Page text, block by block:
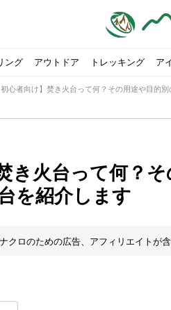
び方やおすすめのテント7選をご紹介！
プテントおすすめ5選】選び方や注
【最強の保冷
ス方法は？キャンプ女子Kajoが洗って
最奥部、黒部・雲ノ平へ！【ソロキャン
ンベル春夏の新商品をご紹介
名詞スント・コアの魅力と使い方｜
キャンプ・ハ
ング
おすすめシューズをご紹介
道具はゼロポイントで揃えよう！種
【山岳四団体
アウトドア
たん手作りツナ』の作り方
ャンパーSakiさんに教わる！『本格
パティシエキ
トレッキング
します
峰へ】南八ヶ岳テント泊登山、赤岳
北八ヶ岳池め
ア
お得に攻略する方法
スの焚き火台でおすすめなものはど
ふるさと納税
さんが動画投稿を始めたワケとは？
も】ジャックウルフスキンの魅力と
防水？非防水
ス、ダウン！お得な入手方法も
クスのマルチツールを用途別で紹介
登山用リュッ
おすすめシューズをご紹介
ァイヤーのおすすめウェア8選！防虫
ヒルバーグの
１山形の源流「最初の装備は重かっ
釣りのリアルがここにある！料理
【#STAY
ス方法は？キャンプ女子Kajoが洗って
られた『アクシーズクイン』、人気
フォックスフ
も魅力の「源流居酒屋よーこ」チャ
ャンパーSakiさんに教わる！『濃厚
【#STAY
のレシピ本、鉄フライパン「ごちそ
プや登山に】湯切り不要パスタの
パティシエキ
美味しいなめらか『手作り豆腐』の
ャンパーSakiさんに教わる！カリ
パティシエキ
ックルート「北鎌尾根」から槍ヶ岳
登山女子Kajoの
ィア数が500社を突破！
の負担が重荷に！権利を放棄できる？
山を買ってレ
ススメ！ソロキャンプに最適なテン
スキー板は初心者におすすめ！3つ
【お手頃キャ
いる島？ 福岡の猫島に行ってみた
【こずチャン
その理由とは
ていませんか？アウトドア用品をマ
2018年夏｜マ
初心者向け】焚き火台って何？その用途や目的
き火台って何？
を紹介します
クロのための広告、アフィリエイトが含